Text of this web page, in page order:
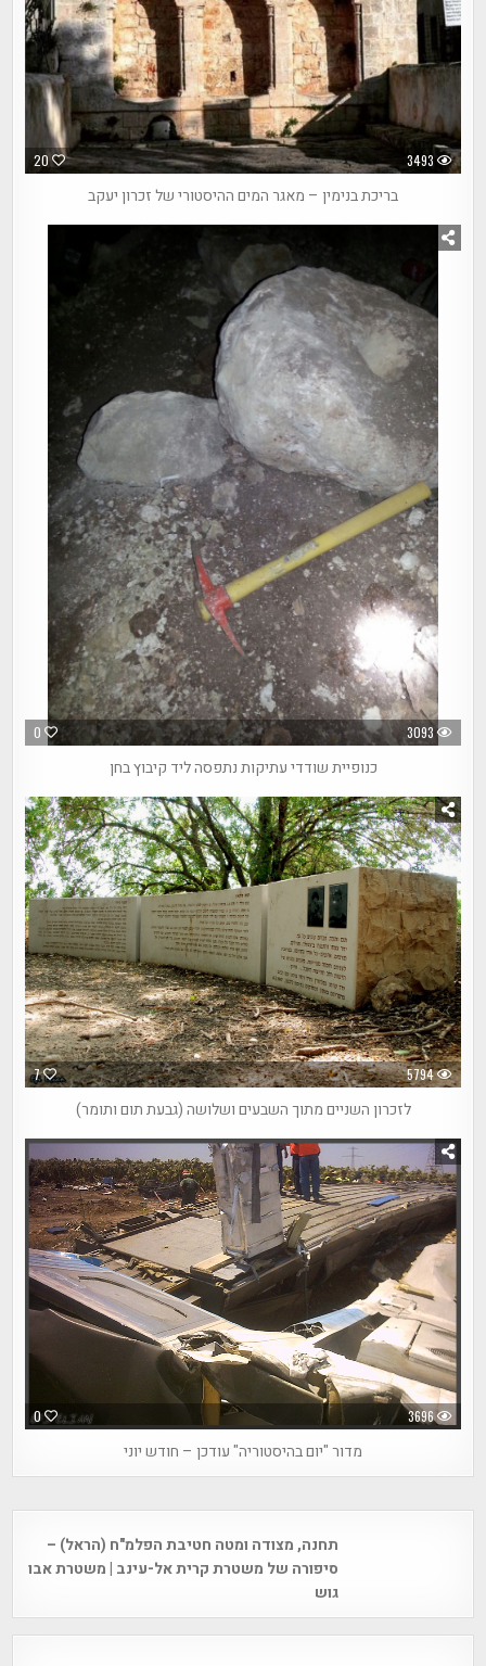
20 3493
בריכת בנימין – מאגר המים ההיסטורי של זכרון יעקב
0 3093
כנופיית שודדי עתיקות נתפסה ליד קיבוץ בחן
7 5794
לזכרון השניים מתוך השבעים ושלושה (גבעת תום ותומר)
0 3696
מדור "יום בהיסטוריה" עודכן – חודש יוני
navigationתחנה, מצודה ומטה חטיבת הפלמ"ח (הראל) –
סיפורה של משטרת קרית אל-עינב | משטרת אבו
גוש